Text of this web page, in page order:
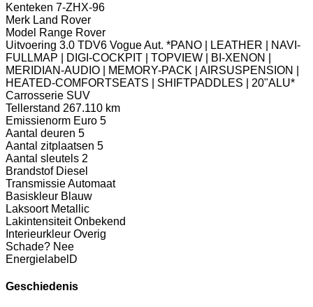
Kenteken 7-ZHX-96
Merk Land Rover
Model Range Rover
Uitvoering 3.0 TDV6 Vogue Aut. *PANO | LEATHER | NAVI-
FULLMAP | DIGI-COCKPIT | TOPVIEW | BI-XENON |
MERIDIAN-AUDIO | MEMORY-PACK | AIRSUSPENSION |
HEATED-COMFORTSEATS | SHIFTPADDLES | 20"ALU*
Carrosserie SUV
Tellerstand 267.110 km
Emissienorm Euro 5
Aantal deuren 5
Aantal zitplaatsen 5
Aantal sleutels 2
Brandstof Diesel
TransmissieAutomaat
Basiskleur Blauw
Laksoort Metallic
Lakintensiteit Onbekend
Interieurkleur Overig
Schade? Nee
Energielabel D
Geschiedenis